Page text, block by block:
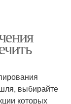
выбирайте
которых